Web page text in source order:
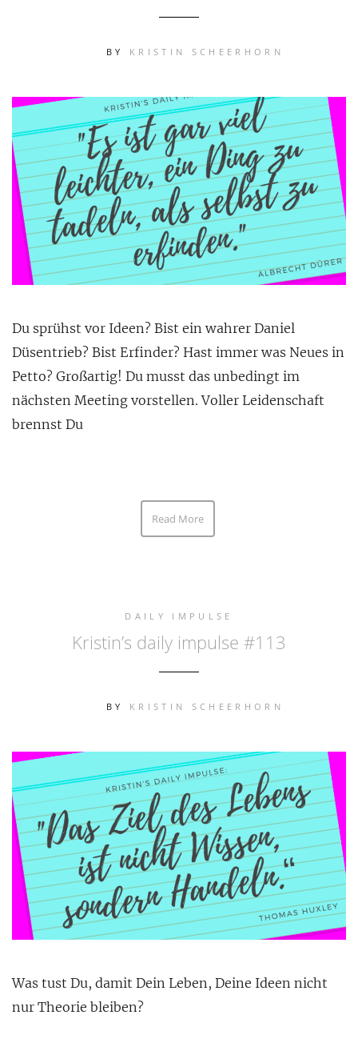
BY KRISTIN SCHEERHORN
Du sprühst vor Ideen? Bist ein wahrer Daniel
Düsentrieb? Bist Erfinder? Hast immer was Neues in
Petto? Großartig! Du musst das unbedingt im
nächsten Meeting vorstellen. Voller Leidenschaft
brennst Du
Read More
DAILY IMPULSE
Kristin’s daily impulse #113
BY KRISTIN SCHEERHORN
Was tust Du, damit Dein Leben, Deine Ideen nicht
nur Theorie bleiben?